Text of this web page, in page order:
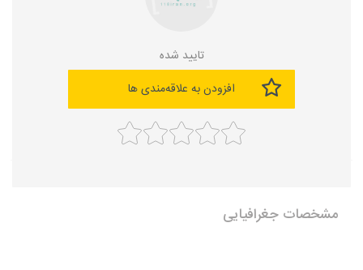
تایید شده
افزودن به علاقه‌مندی ها
مشخصات جغرافیایی